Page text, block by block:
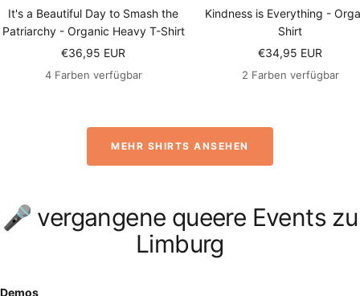
It's a Beautiful Day to Smash the
Patriarchy - Organic Heavy T-Shirt
Angebotspreis
€36,95 EUR
4 Farben verfügbar
Kindness is Everything -
Shirt
Angebotspreis
€34,95 EUR
2 Farben verfügbar
MEHR SHIRTS ANSEHEN
🎤 vergangene queere Events zu
Limburg
Demos